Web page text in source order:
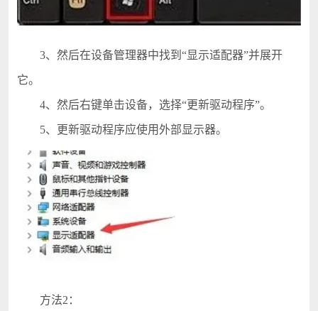
3、然后在设备管理器中找到“显示适配器”并展开
它。
4、然后右键单击设备，选择“更新驱动程序”。
5、更新驱动程序应使用外部显示器。
方法2：